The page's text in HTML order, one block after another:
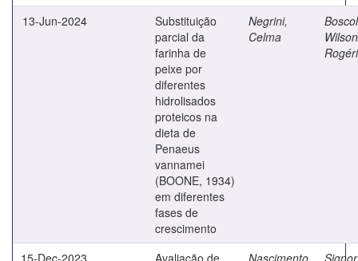
13-Jun-2024
Substituição
parcial da
farinha de
peixe por
diferentes
hidrolisados
proteicos na
dieta de
Penaeus
vannamei
(BOONE, 1934)
em diferentes
fases de
crescimento
Negrini,
Celma
Wilson
15-Dec-2023 Avaliação de Nascimento,